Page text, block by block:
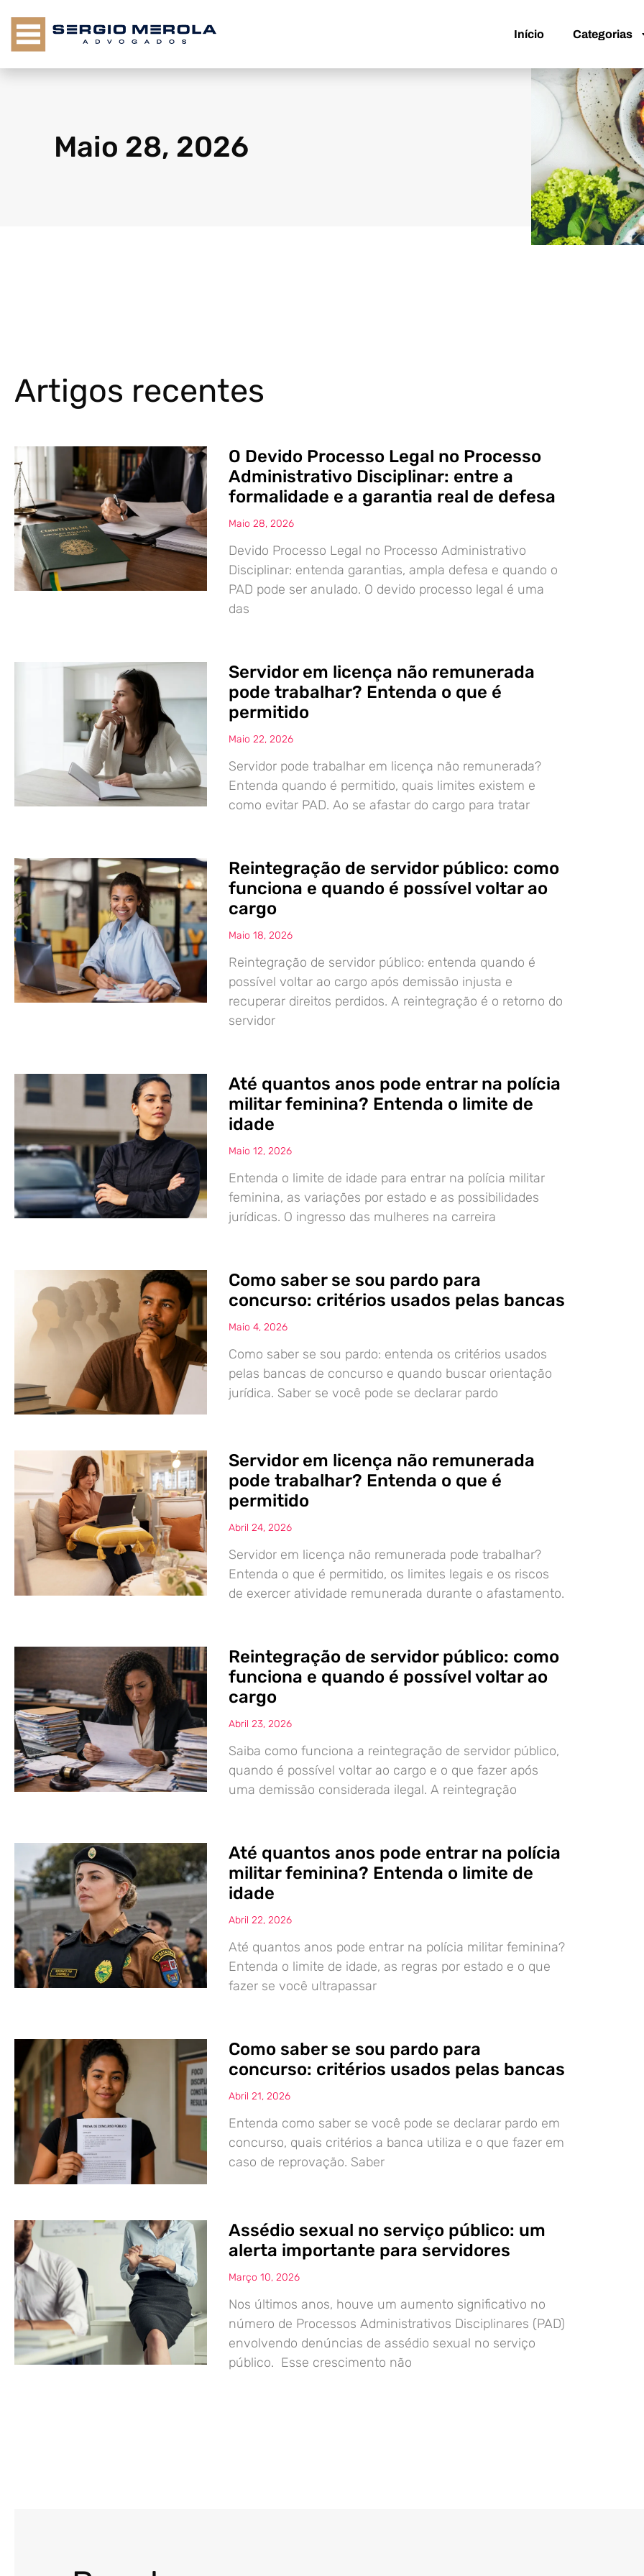
Início Categorias
Início Categorias
Maio 28, 2026
Artigos recentes
O Devido Processo Legal no Processo
Administrativo Disciplinar: entre a
formalidade e a garantia real de defesa
Maio 28, 2026
Devido Processo Legal no Processo Administrativo
Disciplinar: entenda garantias, ampla defesa e quando o
PAD pode ser anulado. O devido processo legal é uma
das
Servidor em licença não remunerada
pode trabalhar? Entenda o que é
permitido
Maio 22, 2026
Servidor pode trabalhar em licença não remunerada?
Entenda quando é permitido, quais limites existem e
como evitar PAD. Ao se afastar do cargo para tratar
Reintegração de servidor público: como
funciona e quando é possível voltar ao
cargo
Maio 18, 2026
Reintegração de servidor público: entenda quando é
possível voltar ao cargo após demissão injusta e
recuperar direitos perdidos. A reintegração é o retorno do
servidor
Até quantos anos pode entrar na polícia
militar feminina? Entenda o limite de
idade
Maio 12, 2026
Entenda o limite de idade para entrar na polícia militar
feminina, as variações por estado e as possibilidades
jurídicas. O ingresso das mulheres na carreira
Como saber se sou pardo para
concurso: critérios usados pelas bancas
Maio 4, 2026
Como saber se sou pardo: entenda os critérios usados
pelas bancas de concurso e quando buscar orientação
jurídica. Saber se você pode se declarar pardo
Servidor em licença não remunerada
pode trabalhar? Entenda o que é
permitido
Abril 24, 2026
Servidor em licença não remunerada pode trabalhar?
Entenda o que é permitido, os limites legais e os riscos
de exercer atividade remunerada durante o afastamento.
Reintegração de servidor público: como
funciona e quando é possível voltar ao
cargo
Abril 23, 2026
Saiba como funciona a reintegração de servidor público,
quando é possível voltar ao cargo e o que fazer após
uma demissão considerada ilegal. A reintegração
Até quantos anos pode entrar na polícia
militar feminina? Entenda o limite de
idade
Abril 22, 2026
Até quantos anos pode entrar na polícia militar feminina?
Entenda o limite de idade, as regras por estado e o que
fazer se você ultrapassar
Como saber se sou pardo para
concurso: critérios usados pelas bancas
Abril 21, 2026
Entenda como saber se você pode se declarar pardo em
concurso, quais critérios a banca utiliza e o que fazer em
caso de reprovação. Saber
Assédio sexual no serviço público: um
alerta importante para servidores
Março 10, 2026
Nos últimos anos, houve um aumento significativo no
número de Processos Administrativos Disciplinares (PAD)
envolvendo denúncias de assédio sexual no serviço
público. Esse crescimento não